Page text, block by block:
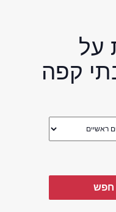
על
קפה